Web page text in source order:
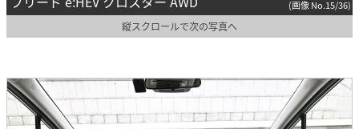
(画像 No.15/36)
縦スクロールで次の写真へ